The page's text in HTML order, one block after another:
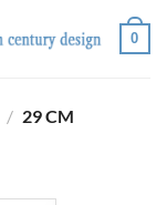
0
/ 29 CM